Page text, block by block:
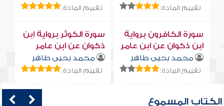
تقييم المادة: تقييم المادة:
سورة الكافرون برواية
ابن ذكوان عن ابن عامر
محمد يحيى طاهر
تقييم المادة:
سورة الكوثر برواية ابن
ذكوان عن ابن عامر
محمد يحيى طاهر
تقييم المادة:
الكتاب المسموع